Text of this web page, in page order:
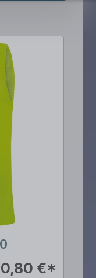
€*